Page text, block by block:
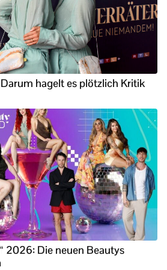
hagelt es plötzlich Kritik
2026: Die neuen Beautys